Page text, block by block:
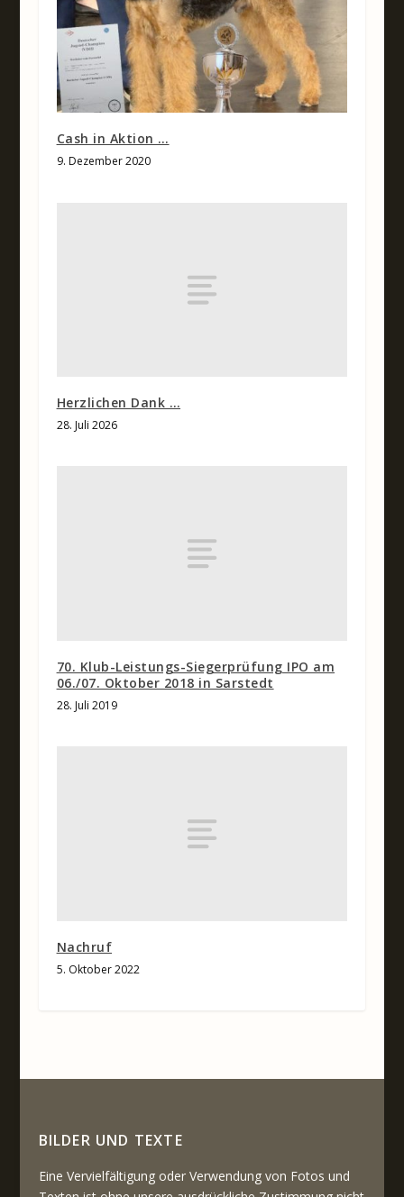
Cash in Aktion …
9. Dezember 2020
Herzlichen Dank …
28. Juli 2026
70. Klub-Leistungs-Siegerprüfung IPO am
06./07. Oktober 2018 in Sarstedt
28. Juli 2019
Nachruf
5. Oktober 2022
BILDER UND TEXTE
Eine Vervielfältigung oder Verwendung von Fotos und